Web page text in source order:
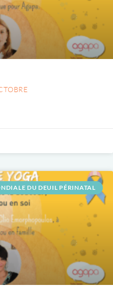
DU DEUIL PÉRINATAL